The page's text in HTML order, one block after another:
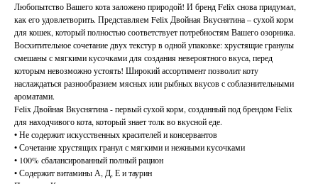
Любопытство Вашего кота заложено природой! И бренд Felix снова придумал,
как его удовлетворить. Представляем Felix Двойная Вкуснятина – сухой корм
для кошек, который полностью соответствует потребностям Вашего озорника.
Восхитительное сочетание двух текстур в одной упаковке: хрустящие гранулы
смешаны с мягкими кусочками для создания невероятного вкуса, перед
которым невозможно устоять! Широкий ассортимент позволит коту
наслаждаться разнообразием мясных или рыбных вкусов с соблазнительными
ароматами.
Felix Двойная Вкуснятина - первый сухой корм, созданный под брендом Felix
для находчивого кота, который знает толк во вкусной еде.
• Не содержит искусственных красителей и консервантов
• Сочетание хрустящих гранул с мягкими и нежными кусочками
• 100% сбалансированный полный рацион
• Содержит витамины А, Д, Е и таурин